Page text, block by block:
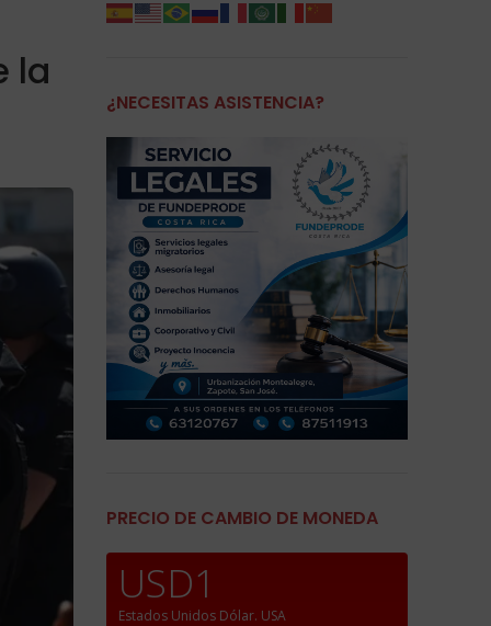
la
¿NECESITAS ASISTENCIA?
PRECIO DE CAMBIO DE MONEDA
USD1
Estados Unidos Dólar. USA